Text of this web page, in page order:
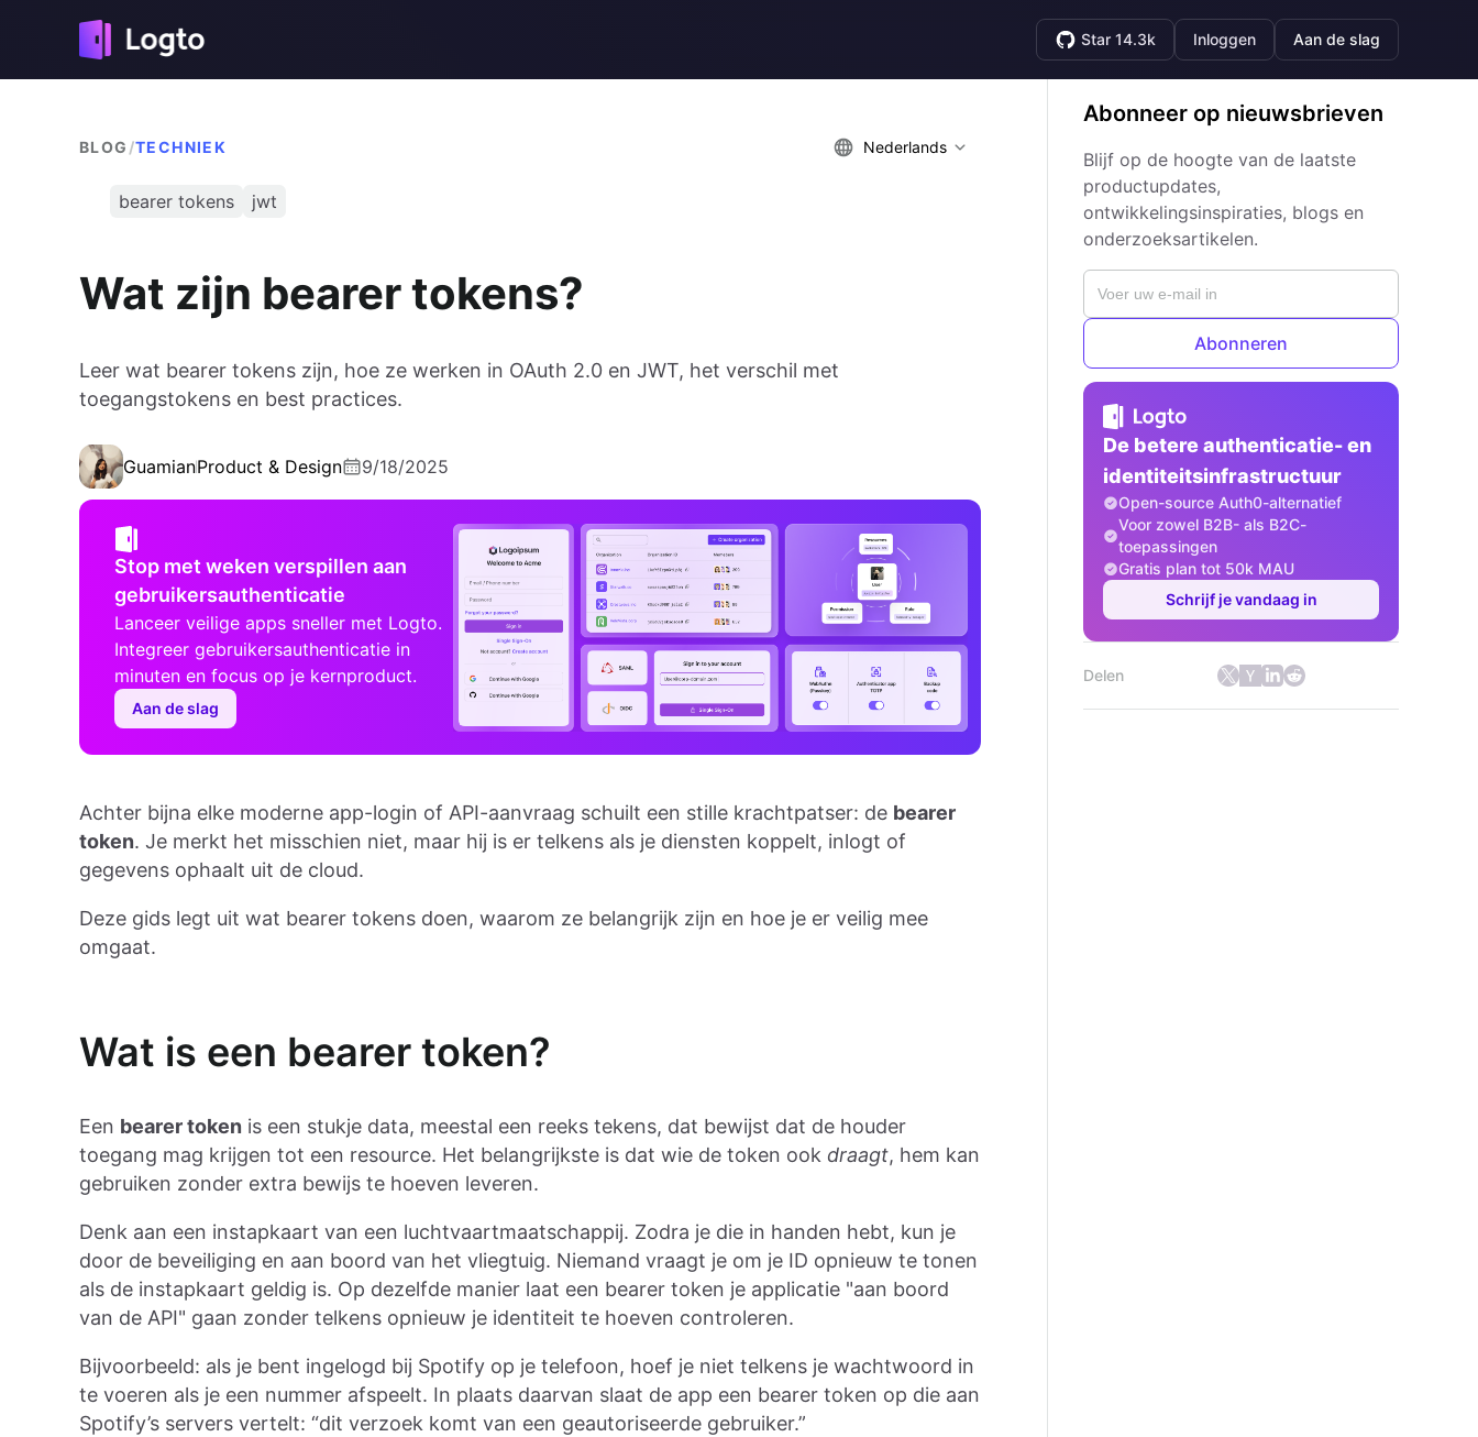
Star 14.3k Inloggen Aan de slag
BLOG /TECHNIEK Nederlands
bearer tokens jwt
Wat zijn bearer tokens?
Leer wat bearer tokens zijn, hoe ze werken in OAuth 2.0 en JWT, het verschil met
toegangstokens en best practices.
GuamianProduct & Design 9/18/2025
Stop met weken verspillen aan
gebruikersauthenticatie
Lanceer veilige apps sneller met Logto.
Integreer gebruikersauthenticatie in
minuten en focus op je kernproduct.
Aan de slag
Achter bijna elke moderne app-login of API-aanvraag schuilt een stille krachtpatser: de bearer
token. Je merkt het misschien niet, maar hij is er telkens als je diensten koppelt, inlogt of
gegevens ophaalt uit de cloud.
Deze gids legt uit wat bearer tokens doen, waarom ze belangrijk zijn en hoe je er veilig mee
omgaat.
Wat is een bearer token?
Een bearer token is een stukje data, meestal een reeks tekens, dat bewijst dat de houder
toegang mag krijgen tot een resource. Het belangrijkste is dat wie de token ook draagt, hem kan
gebruiken zonder extra bewijs te hoeven leveren.
Denk aan een instapkaart van een luchtvaartmaatschappij. Zodra je die in handen hebt, kun je
door de beveiliging en aan boord van het vliegtuig. Niemand vraagt je om je ID opnieuw te tonen
als de instapkaart geldig is. Op dezelfde manier laat een bearer token je applicatie "aan boord
van de API" gaan zonder telkens opnieuw je identiteit te hoeven controleren.
Bijvoorbeeld: als je bent ingelogd bij Spotify op je telefoon, hoef je niet telkens je wachtwoord in
te voeren als je een nummer afspeelt. In plaats daarvan slaat de app een bearer token op die aan
Spotify’s servers vertelt: “dit verzoek komt van een geautoriseerde gebruiker.”
Abonneer op nieuwsbrieven
Blijf op de hoogte van de laatste
productupdates,
ontwikkelingsinspiraties, blogs en
onderzoeksartikelen.
Abonneren
De betere authenticatie- en
identiteitsinfrastructuur
Open-source Auth0-alternatief
Voor zowel B2B- als B2C-
toepassingen
Gratis plan tot 50k MAU
Schrijf je vandaag in
Delen